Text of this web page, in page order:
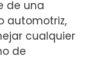
de una
automotriz,
cualquier
de